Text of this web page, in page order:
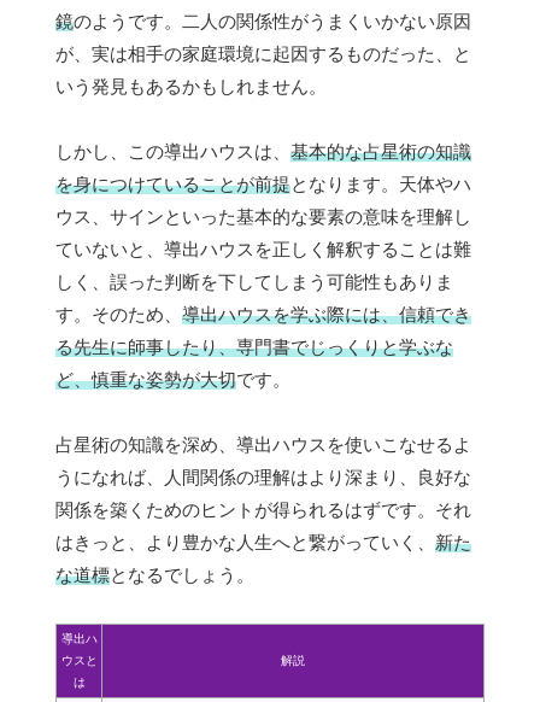
鏡のようです。二人の関係性がうまくいかない原因
が、実は相手の家庭環境に起因するものだった、と
いう発見もあるかもしれません。
しかし、この導出ハウスは、 基本的な占星術の知識
を身につけていることが前提となります。天体やハ
ウス、サインといった基本的な要素の意味を理解し
ていないと、導出ハウスを正しく解釈することは難
しく、誤った判断を下してしまう可能性もありま
す。そのため、 導出ハウスを学ぶ際には、信頼でき
る先生に師事したり、専門書でじっくりと学ぶな
ど、慎重な姿勢が大切です。
占星術の知識を深め、導出ハウスを使いこなせるよ
うになれば、人間関係の理解はより深まり、良好な
関係を築くためのヒントが得られるはずです。それ
はきっと、より豊かな人生へと繋がっていく、 新た
な道標となるでしょう。
導出ハ
ウスと
は
解説